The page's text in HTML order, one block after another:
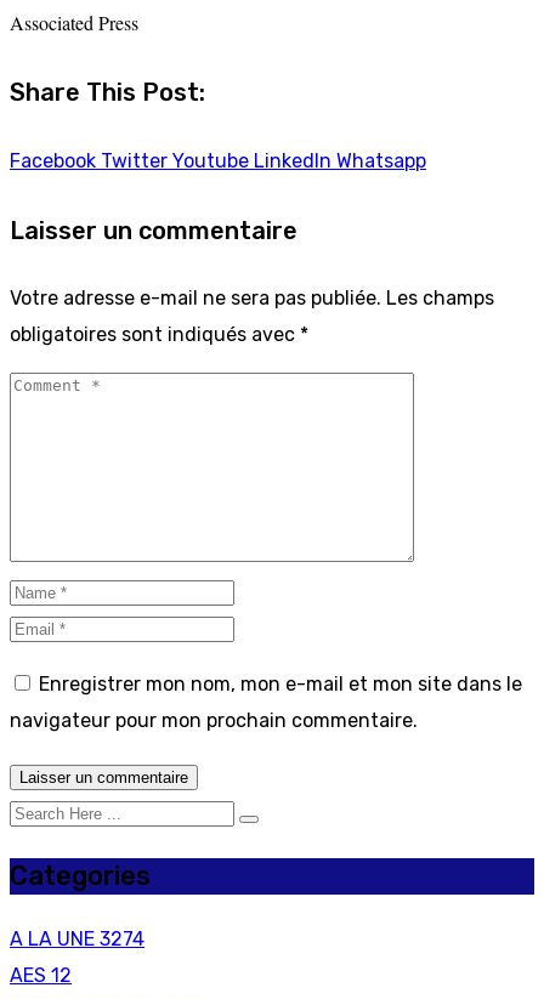
Associated Press
Share This Post:
Facebook Twitter Youtube LinkedIn Whatsapp
Laisser un commentaire
Votre adresse e-mail ne sera pas publiée. Les champs
obligatoires sont indiqués avec *
Enregistrer mon nom, mon e-mail et mon site dans le
navigateur pour mon prochain commentaire.
Categories
A LA UNE 3274
AES 12